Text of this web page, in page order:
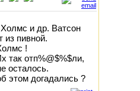
и дp. Ватсон
из пивной.
!
так отп%@$%$ли,
осталось.
этом догадались ?